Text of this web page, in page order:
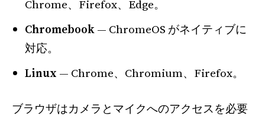
Chrome、Firefox、Edge。
Chromebook— ChromeOS がネイティブに
対応。
Linux — Chrome、Chromium、Firefox。
ブラウザはカメラとマイクへのアクセスを必要